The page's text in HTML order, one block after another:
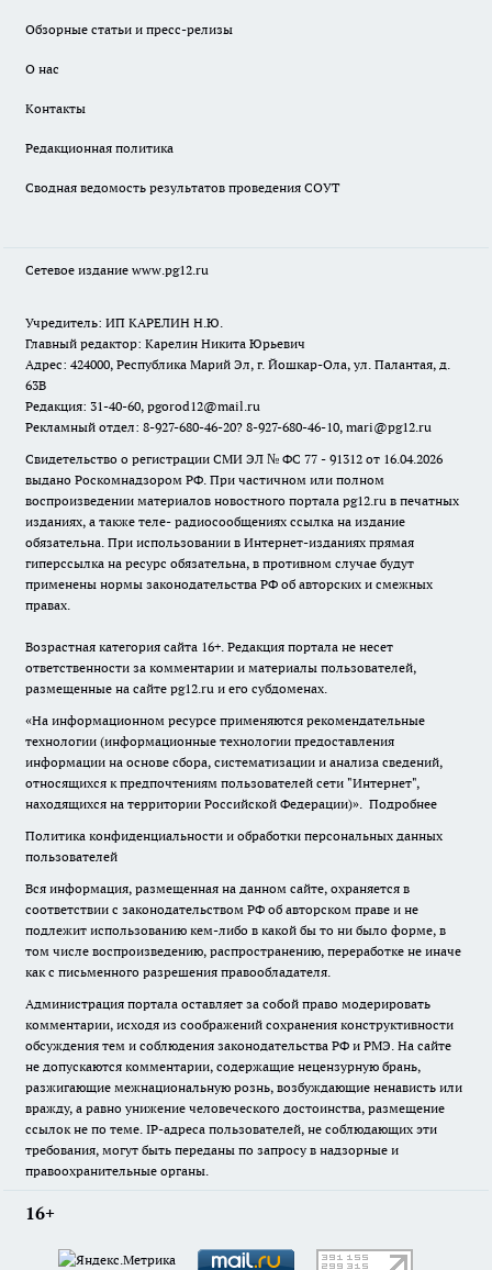
Обзорные статьи и пресс-релизы
О нас
Контакты
Редакционная политика
Сводная ведомость результатов проведения СОУТ
Сетевое издание www.pg12.ru
Учредитель: ИП КАРЕЛИН Н.Ю.
Главный редактор: Карелин Никита Юрьевич
Адрес: 424000, Республика Марий Эл, г. Йошкар-Ола, ул. Палантая, д.
63В
Редакция: 31-40-60, pgorod12@mail.ru
Рекламный отдел: 8-927-680-46-20? 8-927-680-46-10, mari@pg12.ru
Свидетельство о регистрации СМИ ЭЛ № ФС 77 - 91312 от 16.04.2026
выдано Роскомнадзором РФ. При частичном или полном
воспроизведении материалов новостного портала pg12.ru в печатных
изданиях, а также теле- радиосообщениях ссылка на издание
обязательна. При использовании в Интернет-изданиях прямая
гиперссылка на ресурс обязательна, в противном случае будут
применены нормы законодательства РФ об авторских и смежных
правах.
Возрастная категория сайта 16+. Редакция портала не несет
ответственности за комментарии и материалы пользователей,
размещенные на сайте pg12.ru и его субдоменах.
«На информационном ресурсе применяются рекомендательные
технологии (информационные технологии предоставления
информации на основе сбора, систематизации и анализа сведений,
относящихся к предпочтениям пользователей сети "Интернет",
находящихся на территории Российской Федерации)». Подробнее
Политика конфиденциальности и обработки персональных данных
пользователей
Вся информация, размещенная на данном сайте, охраняется в
соответствии с законодательством РФ об авторском праве и не
подлежит использованию кем-либо в какой бы то ни было форме, в
том числе воспроизведению, распространению, переработке не иначе
как с письменного разрешения правообладателя.
Администрация портала оставляет за собой право модерировать
комментарии, исходя из соображений сохранения конструктивности
обсуждения тем и соблюдения законодательства РФ и РМЭ. На сайте
не допускаются комментарии, содержащие нецензурную брань,
разжигающие межнациональную рознь, возбуждающие ненависть или
вражду, а равно унижение человеческого достоинства, размещение
ссылок не по теме. IP-адреса пользователей, не соблюдающих эти
требования, могут быть переданы по запросу в надзорные и
правоохранительные органы.
16+